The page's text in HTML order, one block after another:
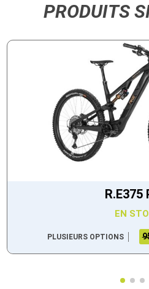
PRODUITS
R.E375
EN
PLUSIEURS OPTIONS